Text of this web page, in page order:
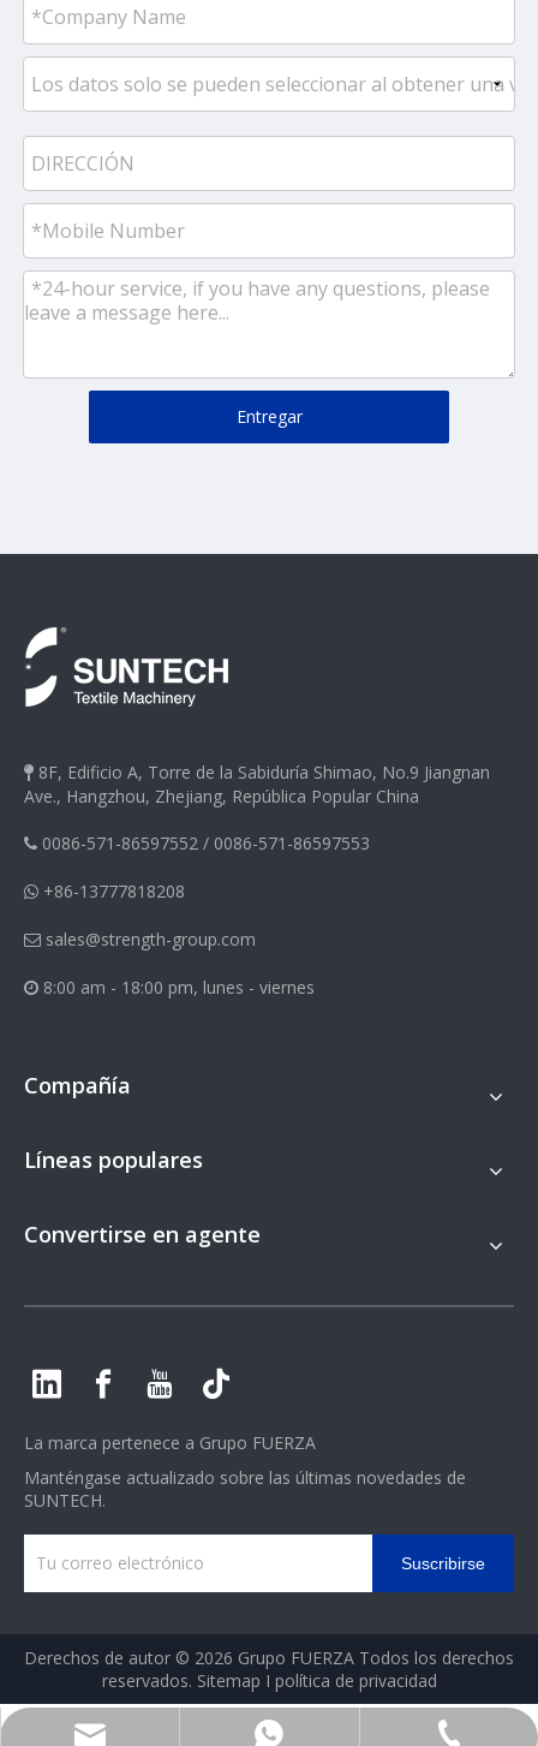
Entregar
 8F, Edificio A, Torre de la Sabiduría Shimao, No.9 Jiangnan
Ave., Hangzhou, Zhejiang, República Popular China
 0086-571-86597552 / 0086-571-86597553
 +86-13777818208
 sales@strength-group.com
 8:00 am - 18:00 pm, lunes - viernes
sales@strength-group.com
+86-13777818208
0086-571-86597552
Compañía
Líneas populares
Convertirse en agente
La marca pertenece a Grupo FUERZA
Manténgase actualizado sobre las últimas novedades de
SUNTECH.
Suscribirse
Derechos de autor © 2026 Grupo FUERZA Todos los derechos
reservados. Sitemap I política de privacidad